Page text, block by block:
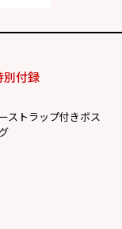
別付録
ストラップ付きボス